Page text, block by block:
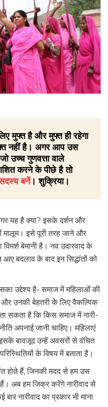
मुफ्त है और मुफ्त ही रहेगा
नहीं है। अगर आप उस
उच्च गुणवत्ता वाले
करने के पीछे है तो
बनें। शुक्रिया।
यह है क्या? इसके दर्शन और
मालूम। इसे पूरी तरह जाने और
बेमानी है। नव उदारवाद के
बदलाव के बाद इन सिद्धांतों को
उद्देश्य है- समाज में महिलाओं की
और उनकी बेहतरी के लिए वैकल्पिक
सकता है कि किस समाज में नारी-
अपनाई जानी चाहिए। महिलाएं
बावजूद उन्हें अवसरों से वंचित
के विषय में बताता है।
होते हैं, जिनकी मदद से हम उस
अब हम जिक्र करेंगे नारीवाद से
नारीवाद का प्रकार भी माना